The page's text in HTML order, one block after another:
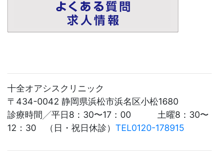
十全オアシスクリニック
〒434-0042 静岡県浜松市浜名区小松1680
診療時間╱平日8：30〜17：00 土曜8：30〜
12：30 （日・祝日休診） TEL0120-178915